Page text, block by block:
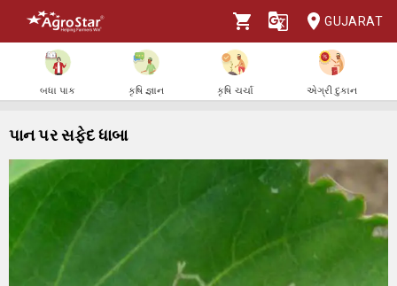
GUJARAT
બધા પાક કૃષિ જ્ઞાન કૃષિ ચર્ચા એગ્રી દુકાન
પાન પર સફેદ ધાબા